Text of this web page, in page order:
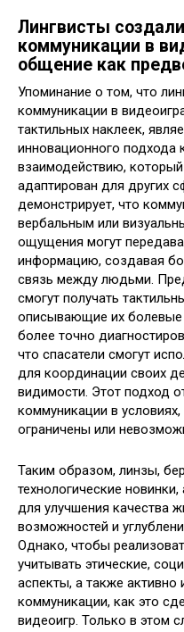
Лингвисты
коммуникации в
общение как
Упоминание о том, что
коммуникации в
тактильных наклеек,
инновационного подхода
взаимодействию,
адаптирован для других
демонстрирует, что
вербальным или
ощущения могут
информацию, создавая
связь между людьми.
смогут получать
описывающие их
более точно
что спасатели смогут
для координации своих
видимости. Этот подход
коммуникации в
ограничены или
Таким образом, линзы,
технологические
для улучшения качества
возможностей и
Однако, чтобы
учитывать этические,
аспекты, а также
коммуникации, как это
видеоигр. Только в этом